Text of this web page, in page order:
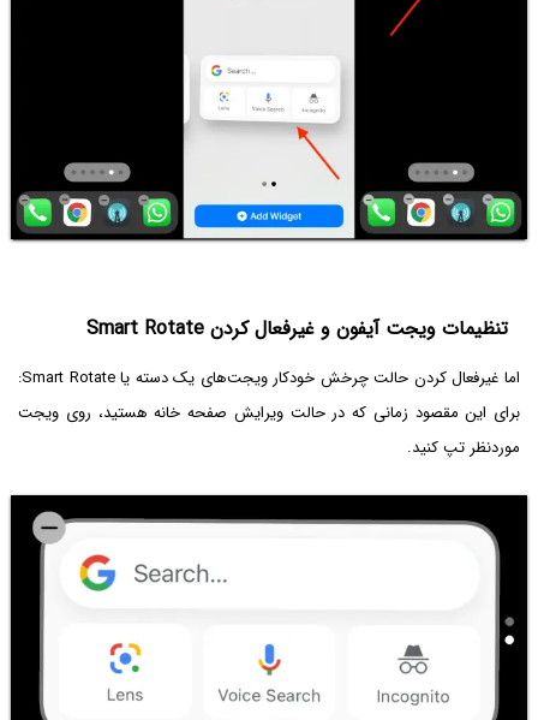
تنظیمات ویجت آیفون و غیرفعال کردن Smart Rotate
اما غیرفعال کردن حالت چرخش خودکار ویجت‌های یک دسته یا Smart Rotate:
برای این مقصود زمانی که در حالت ویرایش صفحه خانه هستید، روی ویجت
موردنظر تپ کنید.